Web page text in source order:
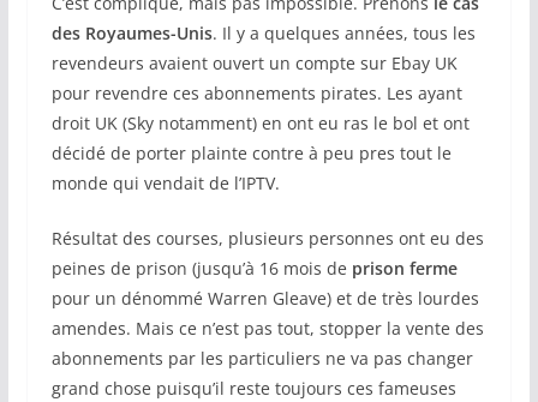
des Royaumes-Unis. Il y a quelques années, tous les
revendeurs avaient ouvert un compte sur Ebay UK
pour revendre ces abonnements pirates. Les ayant
droit UK (Sky notamment) en ont eu ras le bol et ont
décidé de porter plainte contre à peu pres tout le
monde qui vendait de l’IPTV.
Résultat des courses, plusieurs personnes ont eu des
peines de prison (jusqu’à 16 mois de prison ferme
pour un dénommé Warren Gleave) et de très lourdes
amendes. Mais ce n’est pas tout, stopper la vente des
abonnements par les particuliers ne va pas changer
grand chose puisqu’il reste toujours ces fameuses